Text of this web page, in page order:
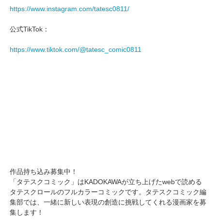
https://www.instagram.com/tatesc0811/
公式TikTok：
https://www.tiktok.com/@tatesc_comic0811
作品持ち込み募集中！
「タテスクコミック」はKADOKAWAが立ち上げたwebで読める
タテスクロールのフルカラーコミックです。タテスクコミック編
集部では、一緒に新しい表現の創造に挑戦してくれる漫画家を募
集します！